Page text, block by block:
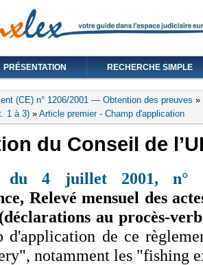
PRÉSENTATION RECHERCHE SIMPLE
(CE) n° 1206/2001 — Obtention des preuves »
1 à 3) » Article premier - Champ d'application
du Conseil de
du 4 juillet 2001, n°
Relevé mensuel des
au procès-
d'application de ce
notamment les "fishing